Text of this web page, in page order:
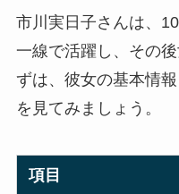
市川実日子さんは、
一線で活躍し、その
ずは、彼女の基本情
を見てみましょう。
項目